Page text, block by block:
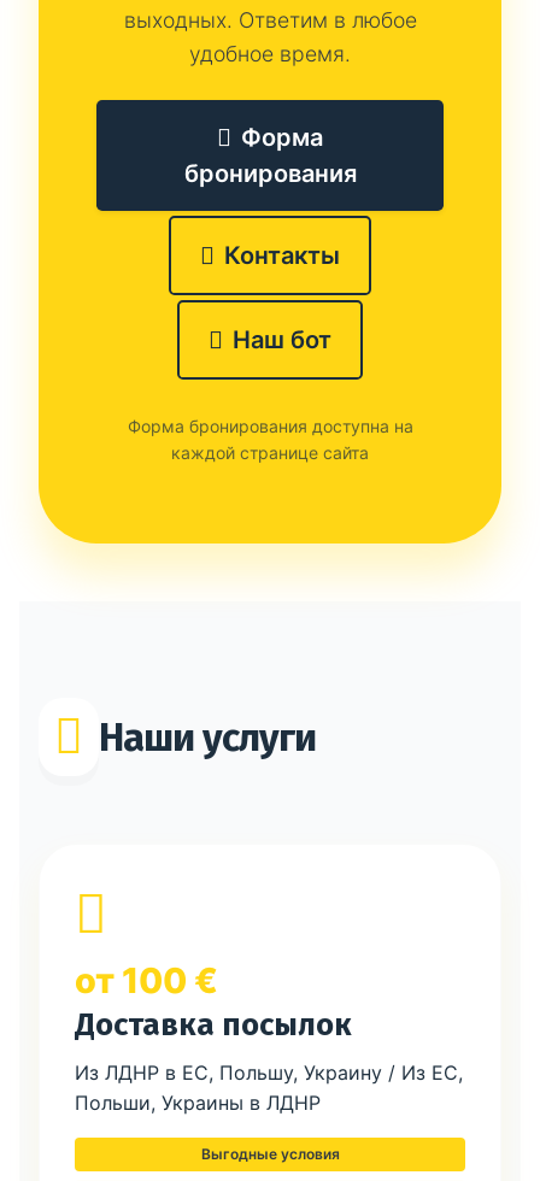
выходных. Ответим в любое
удобное время.
Форма
бронирования
Контакты
Наш бот
Форма бронирования доступна на
каждой странице сайта
Наши услуги
от 100 €
Доставка посылок
Из ЛДНР в ЕС, Польшу, Украину / Из ЕС,
Польши, Украины в ЛДНР
Выгодные условия